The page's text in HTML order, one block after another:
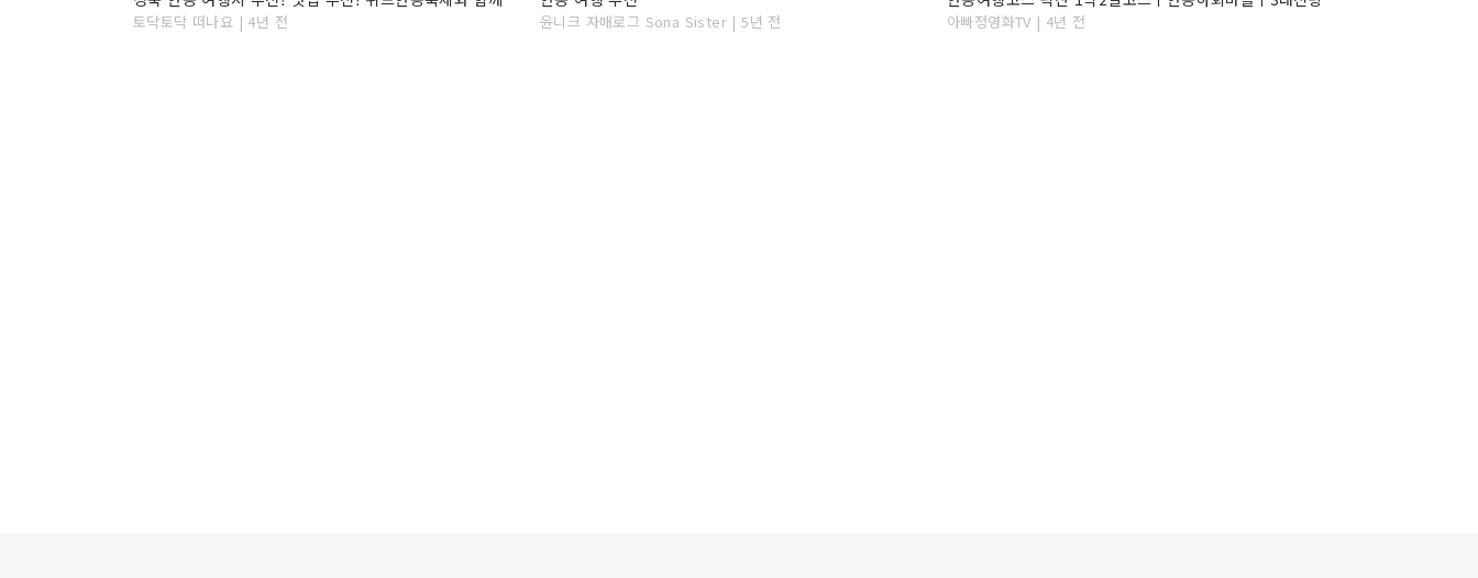
토닥토닥 떠나요 | 4년 전 윤니크 자매로그 Sona Sister | 5년 전 아빠정영화TV | 4년 전